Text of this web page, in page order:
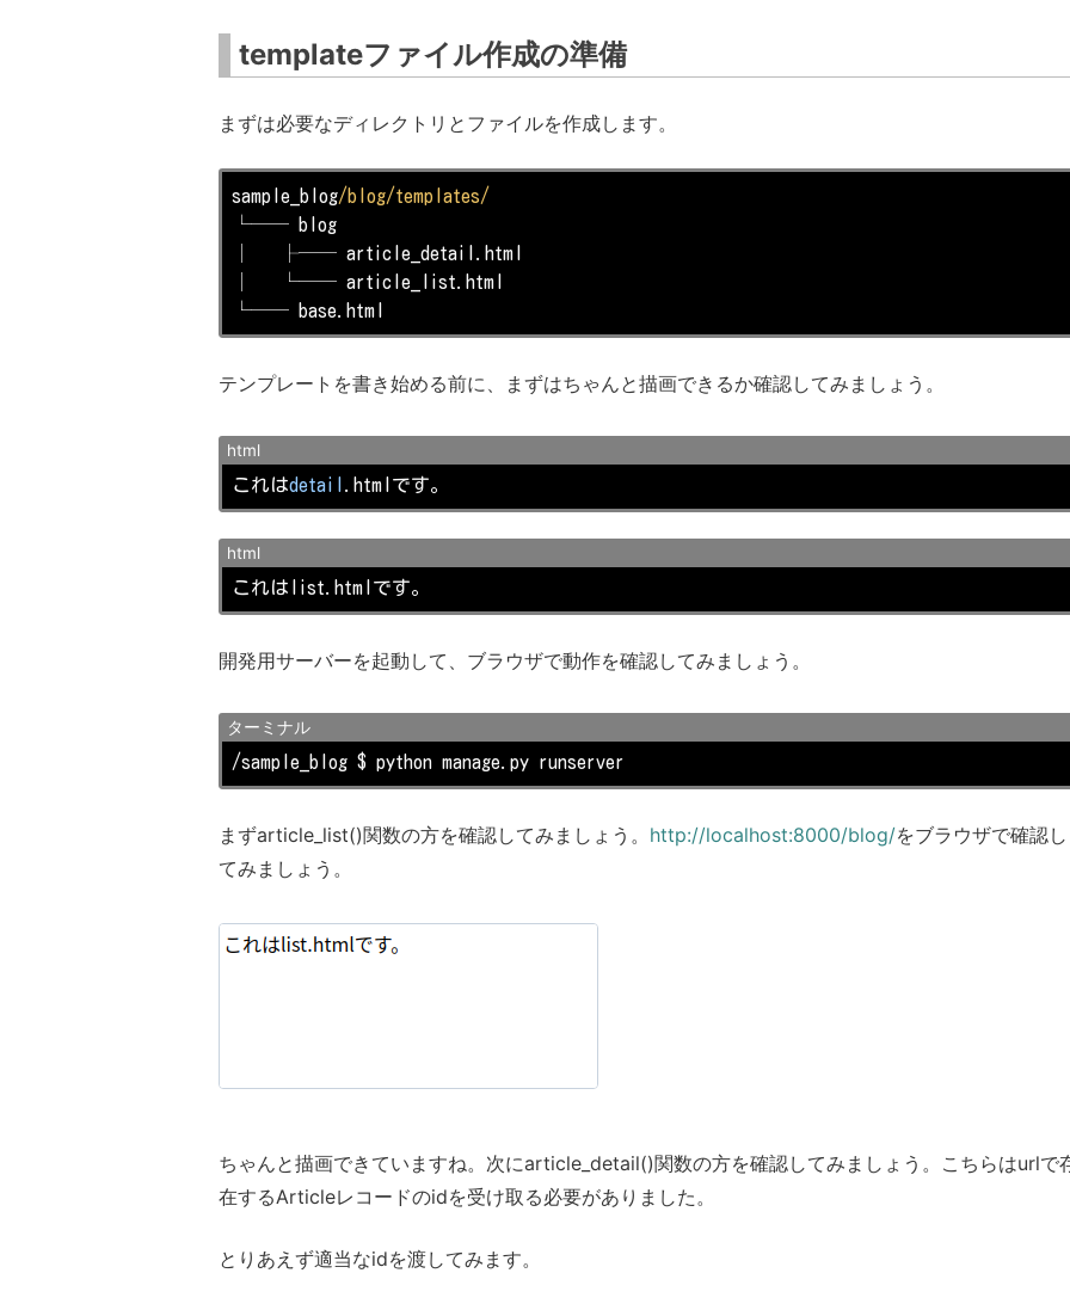
templateファイル作成の準備
まずは必要なディレクトリとファイルを作成します。
sample_blog/blog/templates/
└── blog
│   ├── article_detail.html
│   └── article_list.html
└── base.html
テンプレートを書き始める前に、まずはちゃんと描画できるか確認してみましょう。
html
これはdetail .html です。
html
これは list .htmlです。
開発用サーバーを起動して、ブラウザで動作を確認してみましょう。
ターミナル
/sample_blog $ python manage.py runserver
まずarticle_list()関数の方を確認してみましょう。 http://localhost:8000/blog/をブラウザで確認し
てみましょう。
ちゃんと描画できていますね。次にarticle_detail()関数の方を確認してみましょう。こちらはurlで
在するArticleレコードのidを受け取る必要がありました。
とりあえず適当なidを渡してみます。